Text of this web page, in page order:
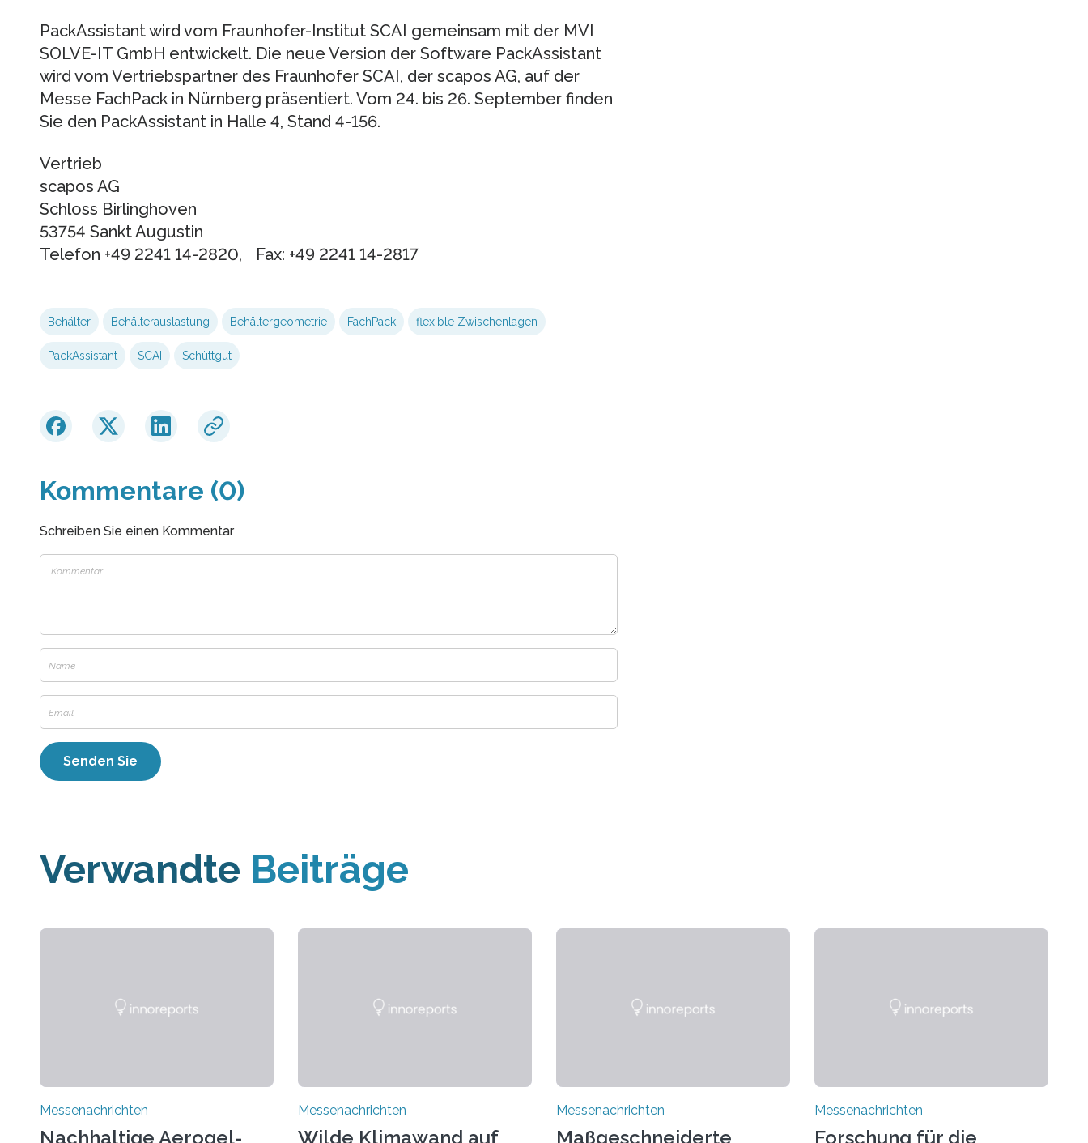
PackAssistant wird vom Fraunhofer-Institut SCAI gemeinsam mit der MVI
SOLVE-IT GmbH entwickelt. Die neue Version der Software PackAssistant
wird vom Vertriebspartner des Fraunhofer SCAI, der scapos AG, auf der
Messe FachPack in Nürnberg präsentiert. Vom 24. bis 26. September finden
Sie den PackAssistant in Halle 4, Stand 4-156.
Vertrieb
scapos AG
Schloss Birlinghoven
53754 Sankt Augustin
Telefon +49 2241 14-2820, Fax: +49 2241 14-2817
Behälter Behälterauslastung Behältergeometrie FachPack flexible Zwischenlagen
PackAssistant SCAI Schüttgut
Kommentare (0)
Schreiben Sie einen Kommentar
Verwandte Beiträge
Messenachrichten
Nachhaltige Aerogel-
Messenachrichten
Wilde Klimawand auf
Messenachrichten
Maßgeschneiderte
Messenachrichten
Forschung für die